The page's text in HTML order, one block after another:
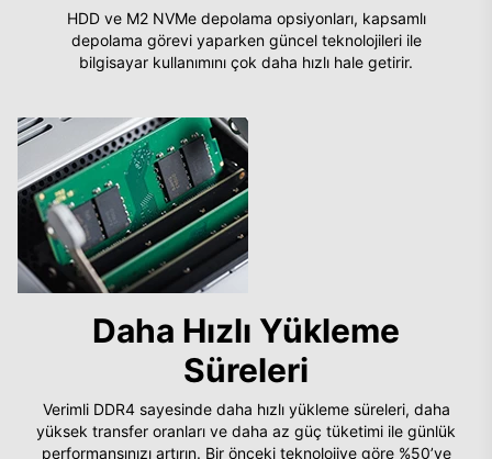
HDD ve M2 NVMe depolama opsiyonları, kapsamlı
depolama görevi yaparken güncel teknolojileri ile
bilgisayar kullanımını çok daha hızlı hale getirir.
Daha Hızlı Yükleme
Süreleri
Verimli DDR4 sayesinde daha hızlı yükleme süreleri, daha
yüksek transfer oranları ve daha az güç tüketimi ile günlük
performansınızı artırın. Bir önceki teknolojiye göre %50’ye